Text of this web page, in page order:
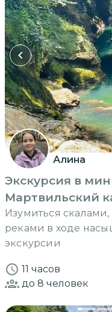
Алина
Экскурсия в
Мартвильский
Прометея
Изумиться
реками в ходе
экскурсии
11 часов
до 8 человек